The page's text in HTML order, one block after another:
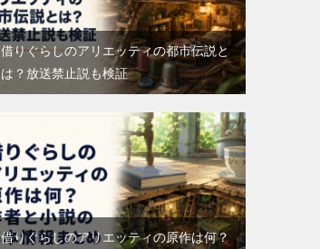
借りぐらしのアリエッティの都市伝説と
は？放送禁止説も検証
借りぐらしのアリエッティの原作は何？